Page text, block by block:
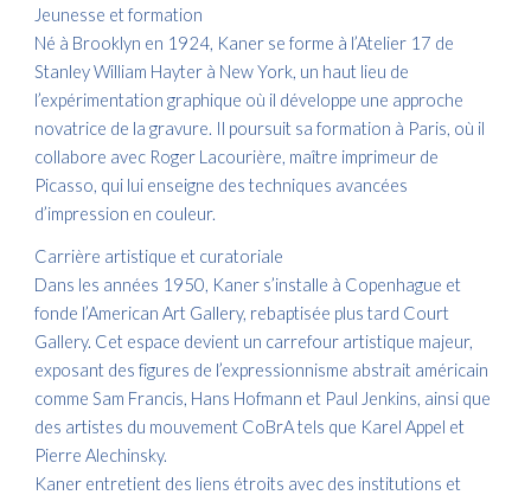
Jeunesse et formation
Né à Brooklyn en 1924, Kaner se forme à l’Atelier 17 de
Stanley William Hayter à New York, un haut lieu de
l’expérimentation graphique où il développe une approche
novatrice de la gravure. Il poursuit sa formation à Paris, où il
collabore avec Roger Lacourière, maître imprimeur de
Picasso, qui lui enseigne des techniques avancées
d’impression en couleur.
Carrière artistique et curatoriale
Dans les années 1950, Kaner s’installe à Copenhague et
fonde l’American Art Gallery, rebaptisée plus tard Court
Gallery. Cet espace devient un carrefour artistique majeur,
exposant des figures de l’expressionnisme abstrait américain
comme Sam Francis, Hans Hofmann et Paul Jenkins, ainsi que
des artistes du mouvement CoBrA tels que Karel Appel et
Pierre Alechinsky.
Kaner entretient des liens étroits avec des institutions et